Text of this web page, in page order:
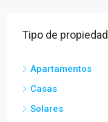
Tipo de propiedad
Apartamentos
Casas
Solares